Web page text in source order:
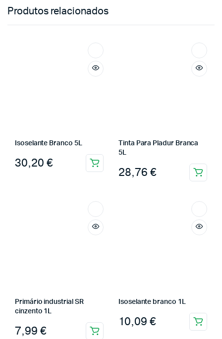
Produtos relacionados
Isoselante Branco 5L
30,20 €
Tinta Para Pladur Branca
5L
28,76 €
Primário industrial SR
cinzento 1L
7,99 €
Isoselante branco 1L
10,09 €